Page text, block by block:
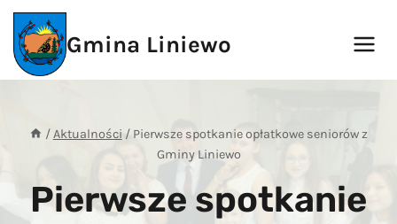
Przejdź
treści
Gmina Liniewo
/Aktualności / Pierwsze spotkanie opłatkowe seniorów z
Gminy Liniewo
Pierwsze spotkanie